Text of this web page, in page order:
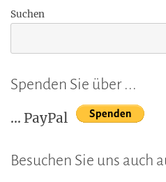
Suchen
Spenden Sie über ...
... PayPal
Besuchen Sie uns auch